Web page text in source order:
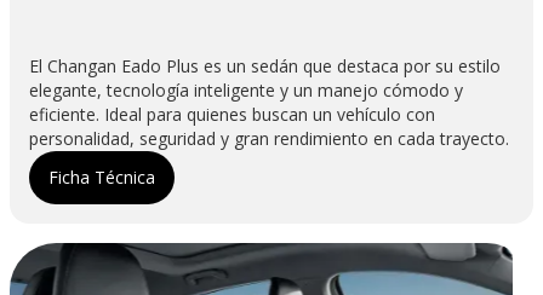
El Changan Eado Plus es un sedán que destaca por su estilo
elegante, tecnología inteligente y un manejo cómodo y
eficiente. Ideal para quienes buscan un vehículo con
personalidad, seguridad y gran rendimiento en cada trayecto.
Ficha Técnica